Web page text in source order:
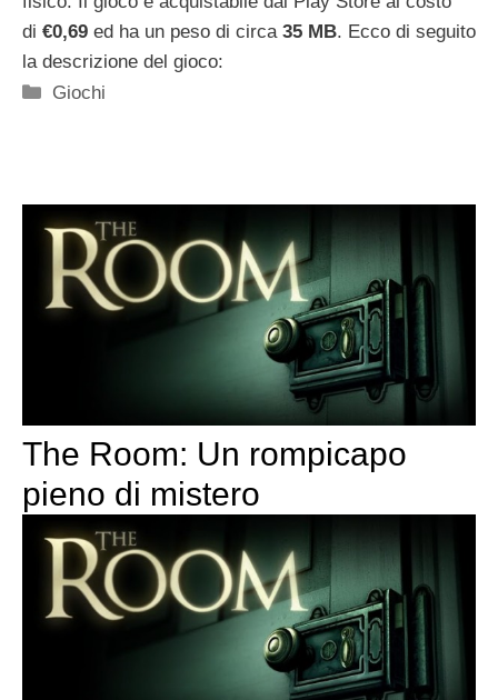
di €0,69 ed ha un peso di circa 35 MB. Ecco di seguito
la descrizione del gioco:
Categorie
Giochi
The Room: Un rompicapo
pieno di mistero